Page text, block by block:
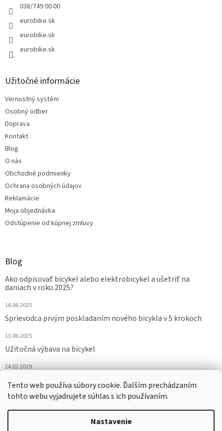
Tento web používa súbory cookie. Ďalším prechádzaním
tohto webu vyjadrujete súhlas s ich používaním.
Nastavenie
038/749 00 00
eurobike.sk
eurobike.sk
eurobike.sk
Užitočné informácie
Vernostný systém
Osobný odber
Doprava
Kontakt
Blog
O nás
Obchodné podmienky
Ochrana osobných údajov
Reklamácie
Moja objednávka
Odstúpenie od kúpnej zmluvy
Blog
Ako odpisovať bicykel alebo elektrobicykel a ušetriť na
daniach v roku 2025?
16.06.2025
Sprievodca prvým poskladaním nového bicykla v 5 krokoch
13.06.2025
Užitočná výbava na bicykel
24.02.2019
ARCHÍV
Vytvoril Shoptet